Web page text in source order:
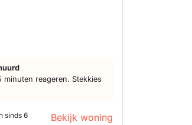
minuten reageren. Stekkies
sinds 6 Bekijk woning